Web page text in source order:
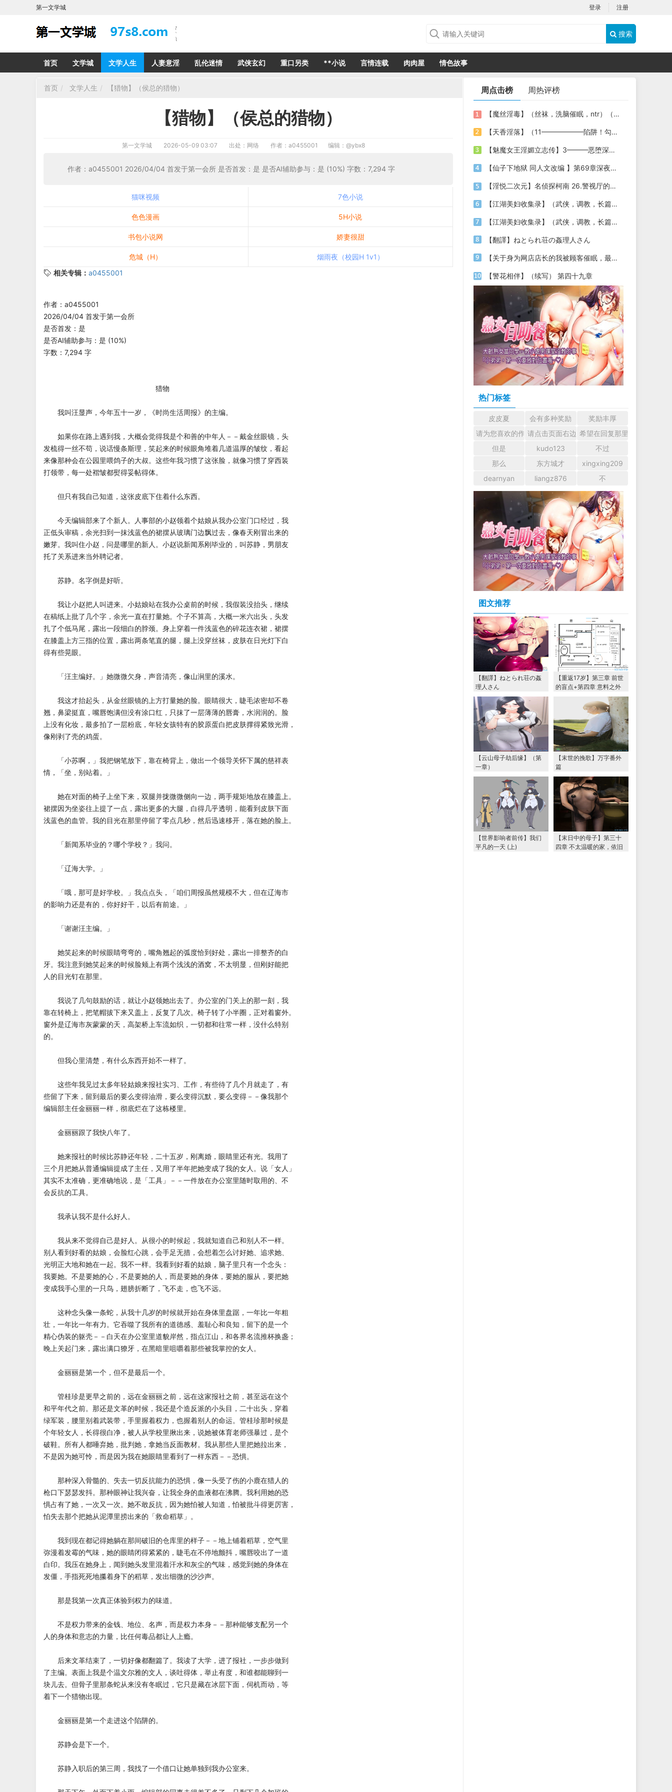
第一文学城 登录 注册
搜索
首页 文学城 文学人生 人妻意淫 乱伦迷情 武侠玄幻 重口另类 **小说 言情连载 肉肉屋 情色故事
首页 文学人生 【猎物】（侯总的猎物）
【猎物】（侯总的猎物）
第一文学城 2026-05-09 03:07 出处：网络 作者：a0455001 编辑： @ybx8
作者：a0455001 2026/04/04 首发于第一会所 是否首发：是 是否AI辅助参与：是 (10%) 字数：7,294 字
猫咪视频 7色小说
色色漫画 5H小说
书包小说网 娇妻很甜
危城（H）
烟雨夜（校园H 1v1）
相关专辑： a0455001
作者：a0455001
2026/04/04 首发于第一会所
是否首发：是
是否AI辅助参与：是 (10%)
字数：7,294 字
猎物
我叫汪显声，今年五十一岁，《时尚生活周报》的主编。
如果你在路上遇到我，大概会觉得我是个和善的中年人－－戴金丝眼镜，头
发梳得一丝不苟，说话慢条斯理，笑起来的时候眼角堆着几道温厚的皱纹，看起
来像那种会在公园里喂鸽子的大叔。这些年我习惯了这张脸，就像习惯了穿西装
打领带，每一处褶皱都熨得妥帖得体。
但只有我自己知道，这张皮底下住着什么东西。
今天编辑部来了个新人。人事部的小赵领着个姑娘从我办公室门口经过，我
正低头审稿，余光扫到一抹浅蓝色的裙摆从玻璃门边飘过去，像春天刚冒出来的
嫩芽。我叫住小赵，问是哪里的新人。小赵说新闻系刚毕业的，叫苏静，男朋友
托了关系进来当外聘记者。
苏静。名字倒是好听。
我让小赵把人叫进来。小姑娘站在我办公桌前的时候，我假装没抬头，继续
在稿纸上批了几个字，余光一直在打量她。个子不算高，大概一米六出头，头发
扎了个低马尾，露出一段细白的脖颈。身上穿着一件浅蓝色的碎花连衣裙，裙摆
在膝盖上方三指的位置，露出两条笔直的腿，腿上没穿丝袜，皮肤在日光灯下白
得有些晃眼。
「汪主编好。」她微微欠身，声音清亮，像山涧里的溪水。
我这才抬起头，从金丝眼镜的上方打量她的脸。眼睛很大，睫毛浓密却不卷
翘，鼻梁挺直，嘴唇饱满但没有涂口红，只抹了一层薄薄的唇膏，水润润的。脸
上没有化妆，最多拍了一层粉底，年轻女孩特有的胶原蛋白把皮肤撑得紧致光滑，
像刚剥了壳的鸡蛋。
「小苏啊，」我把钢笔放下，靠在椅背上，做出一个领导关怀下属的慈祥表
情，「坐，别站着。」
她在对面的椅子上坐下来，双腿并拢微微侧向一边，两手规矩地放在膝盖上。
裙摆因为坐姿往上提了一点，露出更多的大腿，白得几乎透明，能看到皮肤下面
浅蓝色的血管。我的目光在那里停留了零点几秒，然后迅速移开，落在她的脸上。
「新闻系毕业的？哪个学校？」我问。
「辽海大学。」
「哦，那可是好学校。」我点点头，「咱们周报虽然规模不大，但在辽海市
的影响力还是有的，你好好干，以后有前途。」
「谢谢汪主编。」
她笑起来的时候眼睛弯弯的，嘴角翘起的弧度恰到好处，露出一排整齐的白
牙。我注意到她笑起来的时候脸颊上有两个浅浅的酒窝，不太明显，但刚好能把
人的目光钉在那里。
我说了几句鼓励的话，就让小赵领她出去了。办公室的门关上的那一刻，我
靠在转椅上，把笔帽拔下来又盖上，反复了几次。椅子转了小半圈，正对着窗外。
窗外是辽海市灰蒙蒙的天，高架桥上车流如织，一切都和往常一样，没什么特别
的。
但我心里清楚，有什么东西开始不一样了。
这些年我见过太多年轻姑娘来报社实习、工作，有些待了几个月就走了，有
些留了下来，留到最后的要么变得油滑，要么变得沉默，要么变得－－像我那个
编辑部主任金丽丽一样，彻底烂在了这栋楼里。
金丽丽跟了我快八年了。
她来报社的时候比苏静还年轻，二十五岁，刚离婚，眼睛里还有光。我用了
三个月把她从普通编辑提成了主任，又用了半年把她变成了我的女人。说「女人」
其实不太准确，更准确地说，是「工具」－－一件放在办公室里随时取用的、不
会反抗的工具。
我承认我不是什么好人。
我从来不觉得自己是好人。从很小的时候起，我就知道自己和别人不一样。
别人看到好看的姑娘，会脸红心跳，会手足无措，会想着怎么讨好她、追求她、
光明正大地和她在一起。我不一样。我看到好看的姑娘，脑子里只有一个念头：
我要她。不是要她的心，不是要她的人，而是要她的身体，要她的服从，要把她
变成我手心里的一只鸟，翅膀折断了，飞不走，也飞不远。
这种念头像一条蛇，从我十几岁的时候就开始在身体里盘踞，一年比一年粗
壮，一年比一年有力。它吞噬了我所有的道德感、羞耻心和良知，留下的是一个
精心伪装的躯壳－－白天在办公室里道貌岸然，指点江山，和各界名流推杯换盏；
晚上关起门来，露出满口獠牙，在黑暗里咀嚼着那些被我掌控的女人。
金丽丽是第一个，但不是最后一个。
管桂珍是更早之前的，远在金丽丽之前，远在这家报社之前，甚至远在这个
和平年代之前。那还是文革的时候，我还是个造反派的小头目，二十出头，穿着
绿军装，腰里别着武装带，手里握着权力，也握着别人的命运。管桂珍那时候是
个年轻女人，长得很白净，被人从学校里揪出来，说她被体育老师强暴过，是个
破鞋。所有人都唾弃她，批判她，拿她当反面教材。我从那些人里把她拉出来，
不是因为她可怜，而是因为我在她眼睛里看到了一样东西－－恐惧。
那种深入骨髓的、失去一切反抗能力的恐惧，像一头受了伤的小鹿在猎人的
枪口下瑟瑟发抖。那种眼神让我兴奋，让我全身的血液都在沸腾。我利用她的恐
惧占有了她，一次又一次。她不敢反抗，因为她怕被人知道，怕被批斗得更厉害，
怕失去那个把她从泥潭里捞出来的「救命稻草」。
我到现在都记得她躺在那间破旧的仓库里的样子－－地上铺着稻草，空气里
弥漫着发霉的气味，她的眼睛闭得紧紧的，睫毛在不停地颤抖，嘴唇咬出了一道
白印。我压在她身上，闻到她头发里混着汗水和灰尘的气味，感觉到她的身体在
发僵，手指死死地攥着身下的稻草，发出细微的沙沙声。
那是我第一次真正体验到权力的味道。
不是权力带来的金钱、地位、名声，而是权力本身－－那种能够支配另一个
人的身体和意志的力量，比任何毒品都让人上瘾。
后来文革结束了，一切好像都翻篇了。我读了大学，进了报社，一步步做到
了主编。表面上我是个温文尔雅的文人，谈吐得体，举止有度，和谁都能聊到一
块儿去。但骨子里那条蛇从来没有冬眠过，它只是藏在冰层下面，伺机而动，等
着下一个猎物出现。
金丽丽是第一个走进这个陷阱的。
苏静会是下一个。
苏静入职后的第三周，我找了一个借口让她单独到我办公室来。
周点击榜 周热评榜
【魔丝淫毒】（丝袜，洗脑催眠，ntr）（24）（我不想）
【天香淫落】（11——————陷阱！勾结的警局调教（下））
【魅魔女王淫媚立志传】3———恶堕深渊的开端
【仙子下地狱 同人文改编 】第69章深夜窥淫戏 交心与交性(二)(纯爱+各种情趣玩法)
【淫悦二次元】名侦探柯南 26.警视厅的隐藏淫娃
【江湖美妇收集录】（武侠，调教，长篇）（6）（师娘篇）
【江湖美妇收集录】（武侠，调教，长篇）（13）（下山历练篇）
【翻譯】ねとられ荘の姦理人さん
【关于身为网店店长的我被顾客催眠，最终堕落为丝袜发情母狗这件事】（18～20）
【警花相伴】（续写） 第四十九章
热门标签
皮皮夏 会有多种奖励
奖励丰厚
请为您喜欢的作者加油吧！ 认真回复交流
请点击页面右边的小手图标支持楼主。
希望在回复那里留下您的
但是
kudo123
不过
那么
东方城才
xingxing209
dearnyan
liangz876 不
图文推荐
【翻譯】ねとられ荘の姦
理人さん
【重返17岁】第三章 前世
的盲点+第四章 意料之外
的相认+番外篇（本文为女
主第一视角，两万字更
【云山母子劫后缘】（第
一章）
【末世的挽歌】万字番外
篇
【世界影响者前传】我们
平凡的一天 (上)
【末日中的母子】第三十
四章 不太温暖的家，依旧